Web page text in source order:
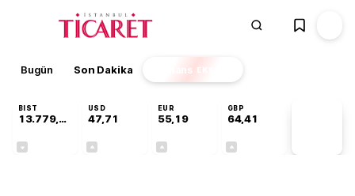
Bugün Son Dakika Finans EKSTRA
BIST
13.779,39
USD
47,71
EUR
55,19
GBP
64,41